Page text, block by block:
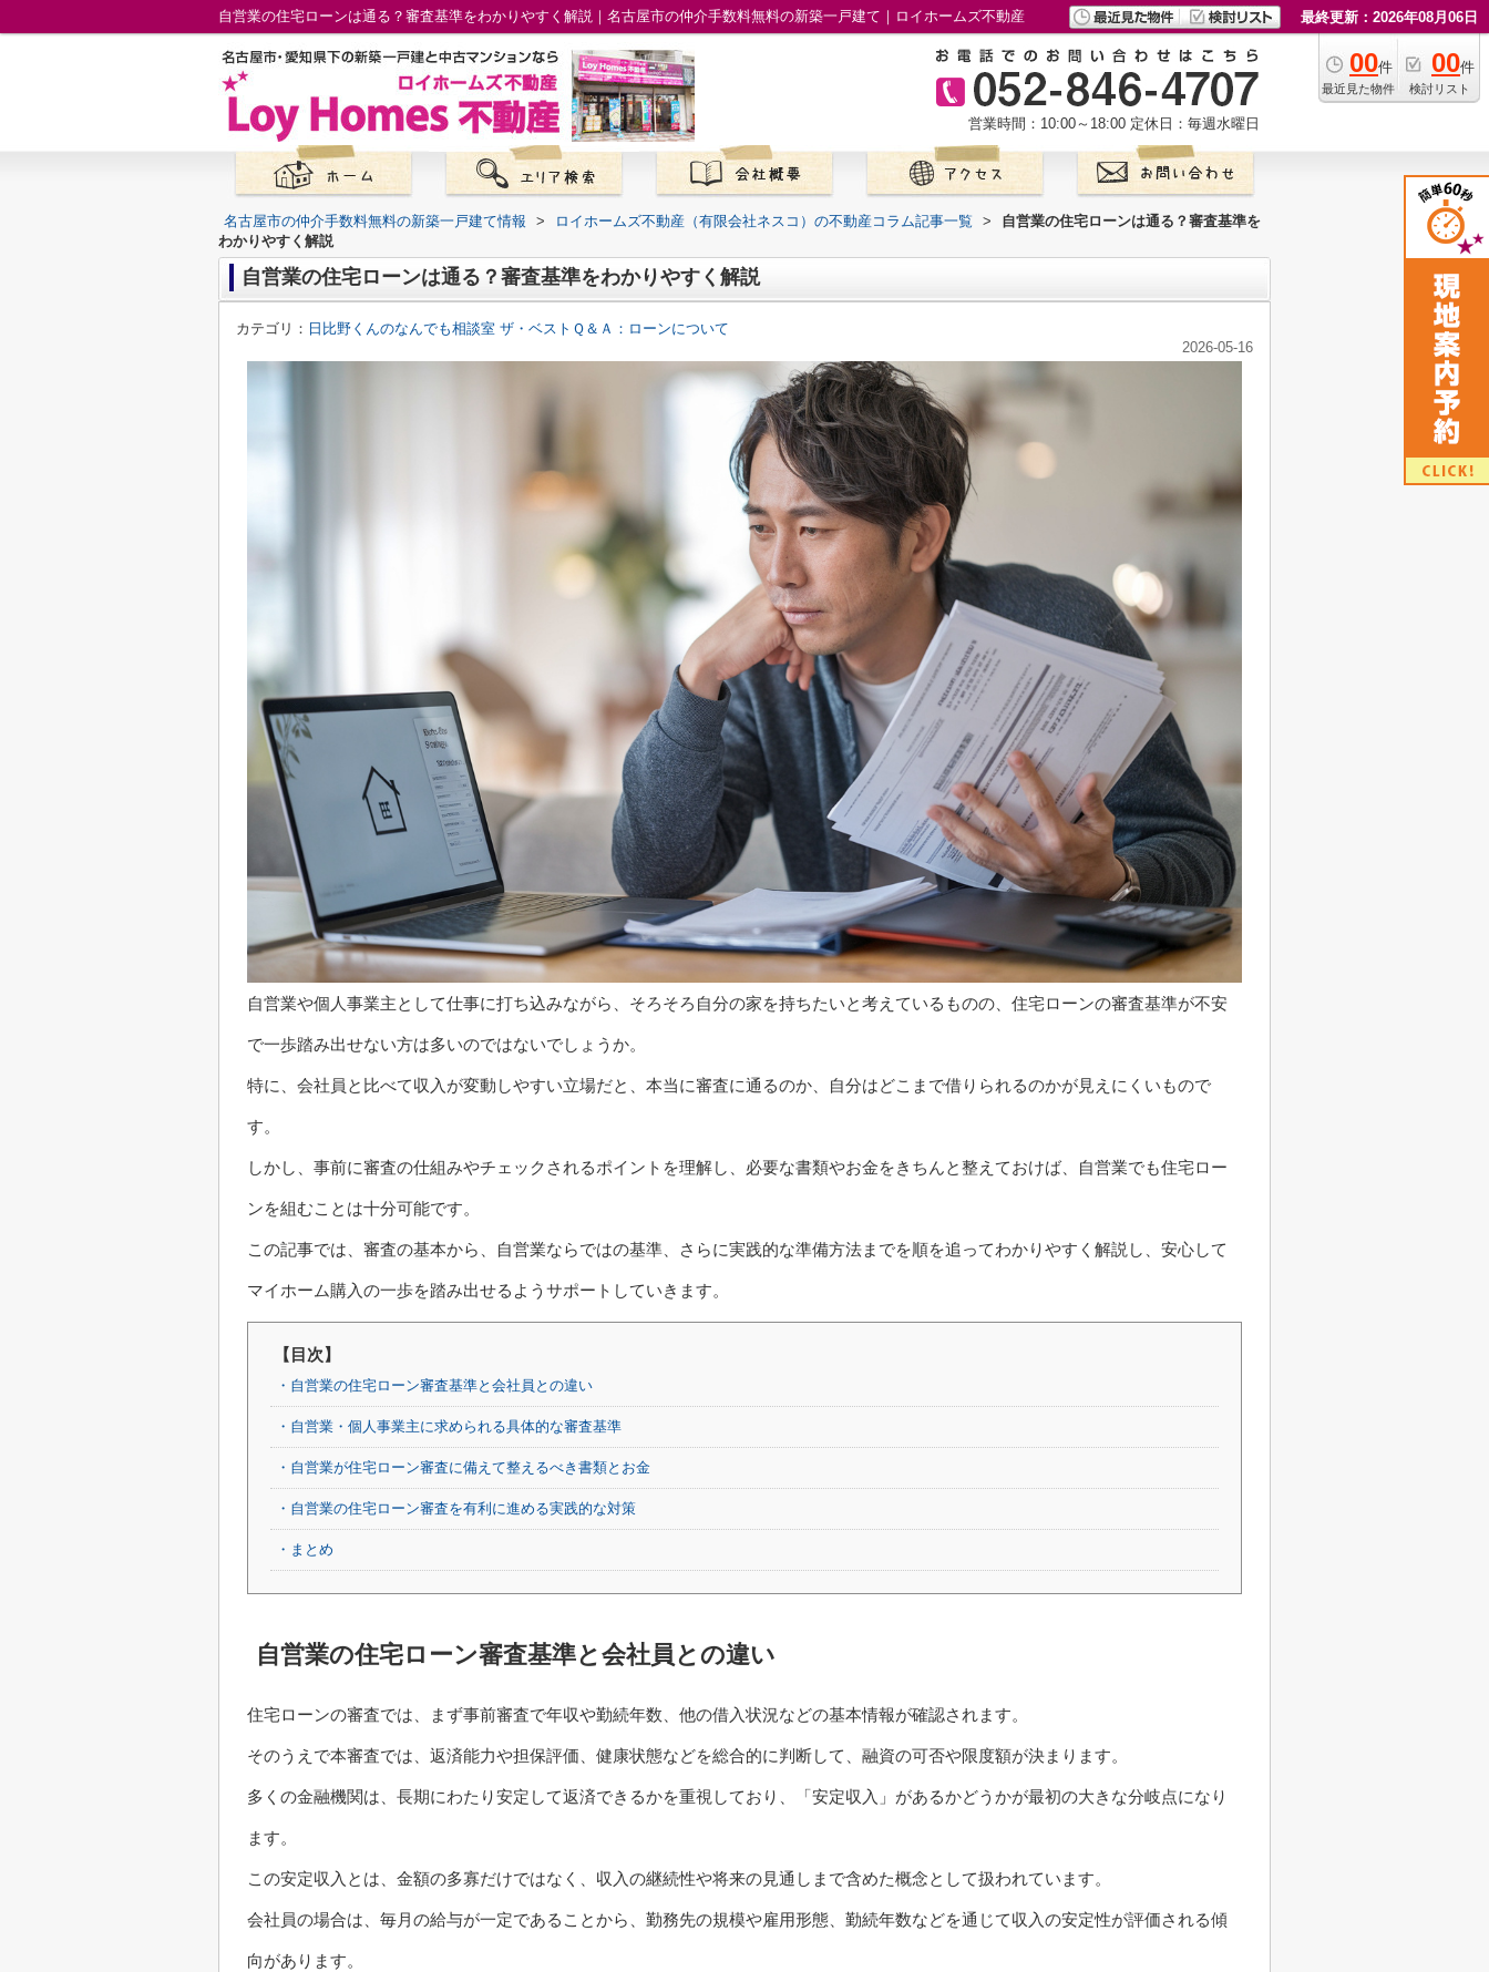
自営業の住宅ローンは通る？審査基準をわかりやすく解説｜名古屋市の仲介手数料無料の新築一戸建て｜ロイホームズ不動産 最終更新：2026年08月06日
00件
最近見た物件
00件
検討リスト
営業時間：10:00～18:00 定休日：毎週水曜日
名古屋市の仲介手数料無料の新築一戸建て情報 > ロイホームズ不動産（有限会社ネスコ）の不動産コラム記事一覧 >
自営業の住宅ローンは通る？審査基準を
わかりやすく解説
自営業の住宅ローンは通る？審査基準をわかりやすく解説
カテゴリ： 日比野くんのなんでも相談室 ザ・ベストＱ＆Ａ：ローンについて
2026-05-16
自営業や個人事業主として仕事に打ち込みながら、そろそろ自分の家を持ちたいと考えているものの、住宅ローンの審査基準が不安
で一歩踏み出せない方は多いのではないでしょうか。
特に、会社員と比べて収入が変動しやすい立場だと、本当に審査に通るのか、自分はどこまで借りられるのかが見えにくいもので
す。
しかし、事前に審査の仕組みやチェックされるポイントを理解し、必要な書類やお金をきちんと整えておけば、自営業でも住宅ロー
ンを組むことは十分可能です。
この記事では、審査の基本から、自営業ならではの基準、さらに実践的な準備方法までを順を追ってわかりやすく解説し、安心して
マイホーム購入の一歩を踏み出せるようサポートしていきます。
【目次】
・自営業の住宅ローン審査基準と会社員との違い
・自営業・個人事業主に求められる具体的な審査基準
・自営業が住宅ローン審査に備えて整えるべき書類とお金
・自営業の住宅ローン審査を有利に進める実践的な対策
・まとめ
自営業の住宅ローン審査基準と会社員との違い
住宅ローンの審査では、まず事前審査で年収や勤続年数、他の借入状況などの基本情報が確認されます。
そのうえで本審査では、返済能力や担保評価、健康状態などを総合的に判断して、融資の可否や限度額が決まります。
多くの金融機関は、長期にわたり安定して返済できるかを重視しており、「安定収入」があるかどうかが最初の大きな分岐点になり
ます。
この安定収入とは、金額の多寡だけではなく、収入の継続性や将来の見通しまで含めた概念として扱われています。
会社員の場合は、毎月の給与が一定であることから、勤務先の規模や雇用形態、勤続年数などを通じて収入の安定性が評価される傾
向があります。